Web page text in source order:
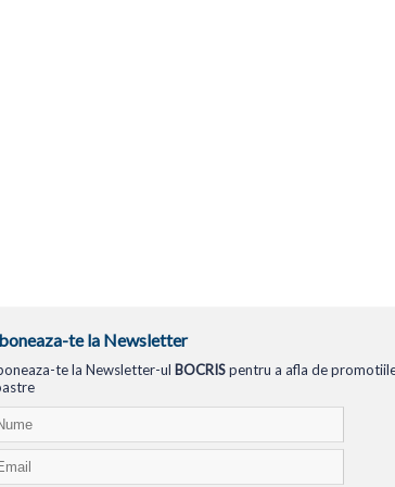
te la Newsletter
te la Newsletter-ul BOCRISpentru a afla de